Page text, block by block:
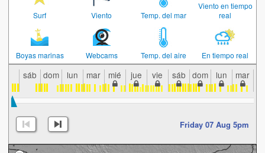
Surf Viento Temp. del mar
Viento en tiempo
real
Boyas marinas Webcams Temp. del aire En tiempo real
sáb dom lun mar mié jue vie sáb dom lun mar
Friday 07 Aug 5pm